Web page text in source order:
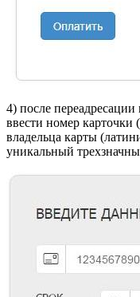
4) после
ввести номер карточки
владельца карты
уникальный